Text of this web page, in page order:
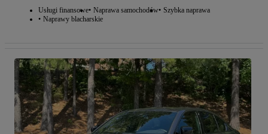
Usługi finansowe Naprawa samochodów Szybka naprawa
Naprawy blacharskie